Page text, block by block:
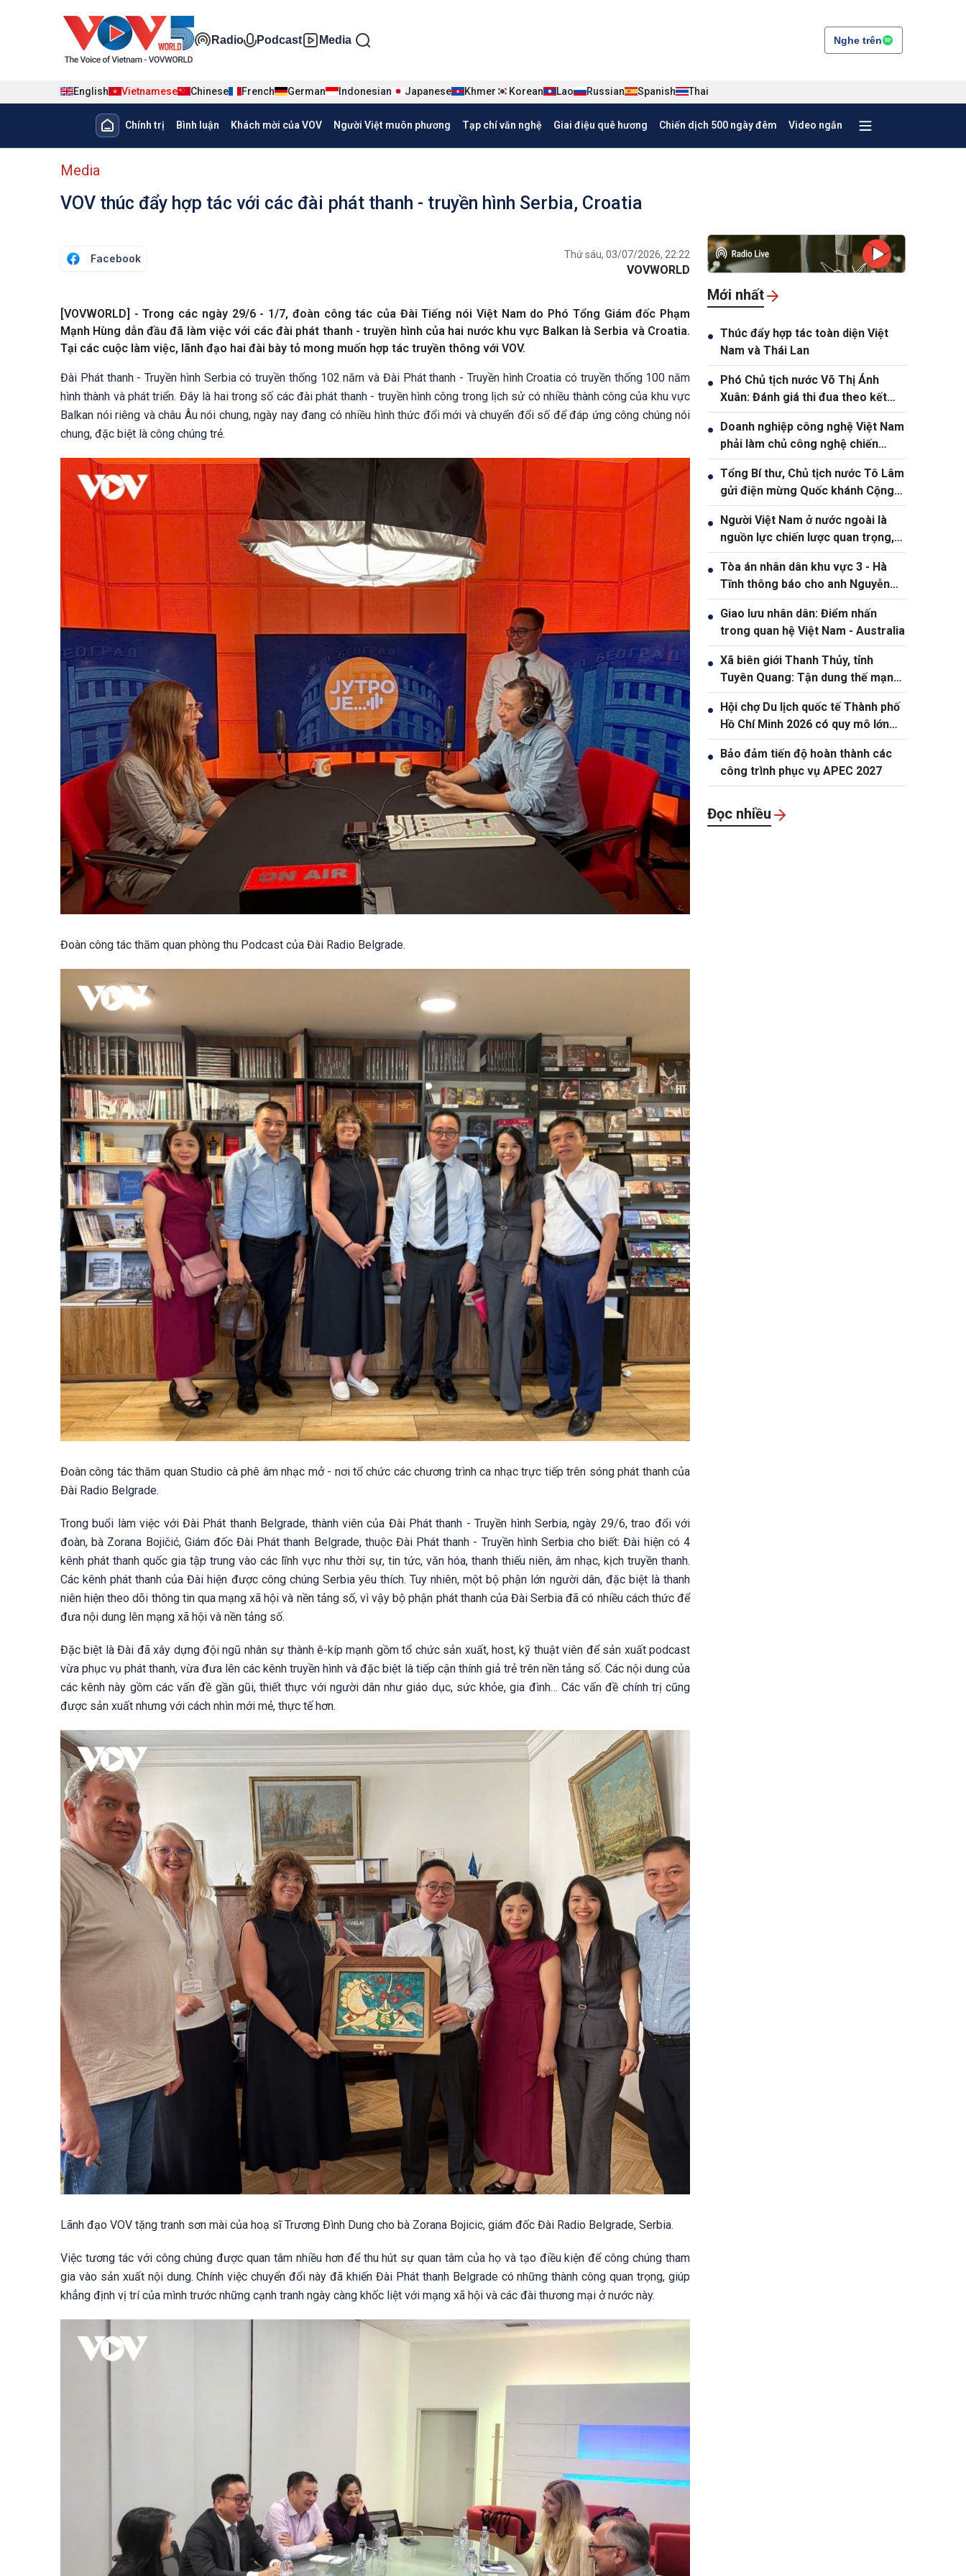
Đa phương tiện tiếng Việt
Radio Podcast Media Nghe trên
English Vietnamese Chinese French German Indonesian Japanese Khmer Korean Lao Russian Spanish Thai
Main navigation
Chính trị Bình luận Khách mời của VOV Người Việt muôn phương Tạp chí văn nghệ Giai điệu quê hương Chiến dịch 500 ngày đêm Video ngắn
menu phụ tiếng Việt
Media
VOV thúc đẩy hợp tác với các đài phát thanh - truyền hình Serbia, Croatia
Facebook Thứ sáu, 03/07/2026, 22:22
VOVWORLD
[VOVWORLD] - Trong các ngày 29/6 - 1/7, đoàn công tác của Đài Tiếng nói Việt Nam do Phó Tổng Giám đốc Phạm
Mạnh Hùng dẫn đầu đã làm việc với các đài phát thanh - truyền hình của hai nước khu vực Balkan là Serbia và Croatia.
Tại các cuộc làm việc, lãnh đạo hai đài bày tỏ mong muốn hợp tác truyền thông với VOV.
Đài Phát thanh - Truyền hình Serbia có truyền thống 102 năm và Đài Phát thanh - Truyền hình Croatia có truyền thống 100 năm
hình thành và phát triển. Đây là hai trong số các đài phát thanh - truyền hình công trong lịch sử có nhiều thành công của khu vực
Balkan nói riêng và châu Âu nói chung, ngày nay đang có nhiều hình thức đổi mới và chuyển đổi số để đáp ứng công chúng nói
chung, đặc biệt là công chúng trẻ.
Đoàn công tác thăm quan phòng thu Podcast của Đài Radio Belgrade.
Đoàn công tác thăm quan Studio cà phê âm nhạc mở - nơi tổ chức các chương trình ca nhạc trực tiếp trên sóng phát thanh của
Đài Radio Belgrade.
Trong buổi làm việc với Đài Phát thanh Belgrade, thành viên của Đài Phát thanh - Truyền hình Serbia, ngày 29/6, trao đổi với
đoàn, bà Zorana Bojičić, Giám đốc Đài Phát thanh Belgrade, thuộc Đài Phát thanh - Truyền hình Serbia cho biết: Đài hiện có 4
kênh phát thanh quốc gia tập trung vào các lĩnh vực như thời sự, tin tức, văn hóa, thanh thiếu niên, âm nhạc, kịch truyền thanh.
Các kênh phát thanh của Đài hiện được công chúng Serbia yêu thích. Tuy nhiên, một bộ phận lớn người dân, đặc biệt là thanh
niên hiện theo dõi thông tin qua mạng xã hội và nền tảng số, vì vậy bộ phận phát thanh của Đài Serbia đã có nhiều cách thức để
đưa nội dung lên mạng xã hội và nền tảng số.
Đặc biệt là Đài đã xây dựng đội ngũ nhân sự thành ê-kíp mạnh gồm tổ chức sản xuất, host, kỹ thuật viên để sản xuất podcast
vừa phục vụ phát thanh, vừa đưa lên các kênh truyền hình và đặc biệt là tiếp cận thính giả trẻ trên nền tảng số. Các nội dung của
các kênh này gồm các vấn đề gần gũi, thiết thực với người dân như giáo dục, sức khỏe, gia đình… Các vấn đề chính trị cũng
được sản xuất nhưng với cách nhìn mới mẻ, thực tế hơn.
Lãnh đạo VOV tặng tranh sơn mài của hoạ sĩ Trương Đình Dung cho bà Zorana Bojicic, giám đốc Đài Radio Belgrade, Serbia.
Việc tương tác với công chúng được quan tâm nhiều hơn để thu hút sự quan tâm của họ và tạo điều kiện để công chúng tham
gia vào sản xuất nội dung. Chính việc chuyển đổi này đã khiến Đài Phát thanh Belgrade có những thành công quan trọng, giúp
khẳng định vị trí của mình trước những cạnh tranh ngày càng khốc liệt với mạng xã hội và các đài thương mại ở nước này.
Mới nhất
● Thúc đẩy hợp tác toàn diện Việt
Nam và Thái Lan
● Phó Chủ tịch nước Võ Thị Ánh
Xuân: Đánh giá thi đua theo kết
quả, sản phẩm và hiệu quả thực tế
● Doanh nghiệp công nghệ Việt Nam
phải làm chủ công nghệ chiến
lược, vươn ra thị trường quốc tế
● Tổng Bí thư, Chủ tịch nước Tô Lâm
gửi điện mừng Quốc khánh Cộng
hòa Bờ Biển Ngà
● Người Việt Nam ở nước ngoài là
nguồn lực chiến lược quan trọng,
góp phần nâng cao sức mạnh tổng
hợp quốc gia
● Tòa án nhân dân khu vực 3 - Hà
Tĩnh thông báo cho anh Nguyễn
Văn Đông
● Giao lưu nhân dân: Điểm nhấn
trong quan hệ Việt Nam - Australia
● Xã biên giới Thanh Thủy, tỉnh
Tuyên Quang: Tận dung thế mạnh
tự nhiên để nâng cao đời sống
nhân dân
● Hội chợ Du lịch quốc tế Thành phố
Hồ Chí Minh 2026 có quy mô lớn
nhất từ trước đến nay
● Bảo đảm tiến độ hoàn thành các
công trình phục vụ APEC 2027
Đọc nhiều